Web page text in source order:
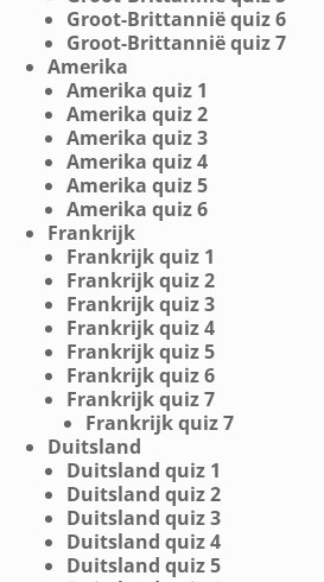
Groot-Brittannië quiz 6
Groot-Brittannië quiz 7
Amerika
Amerika quiz 1
Amerika quiz 2
Amerika quiz 3
Amerika quiz 4
Amerika quiz 5
Amerika quiz 6
Frankrijk
Frankrijk quiz 1
Frankrijk quiz 2
Frankrijk quiz 3
Frankrijk quiz 4
Frankrijk quiz 5
Frankrijk quiz 6
Frankrijk quiz 7
Frankrijk quiz 7
Duitsland
Duitsland quiz 1
Duitsland quiz 2
Duitsland quiz 3
Duitsland quiz 4
Duitsland quiz 5